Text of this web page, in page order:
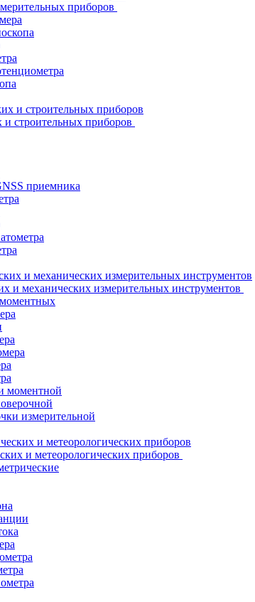
приборов
и строительных приборов
приемника
и механических измерительных инструментов
моментной
измерительной
и метеорологических приборов